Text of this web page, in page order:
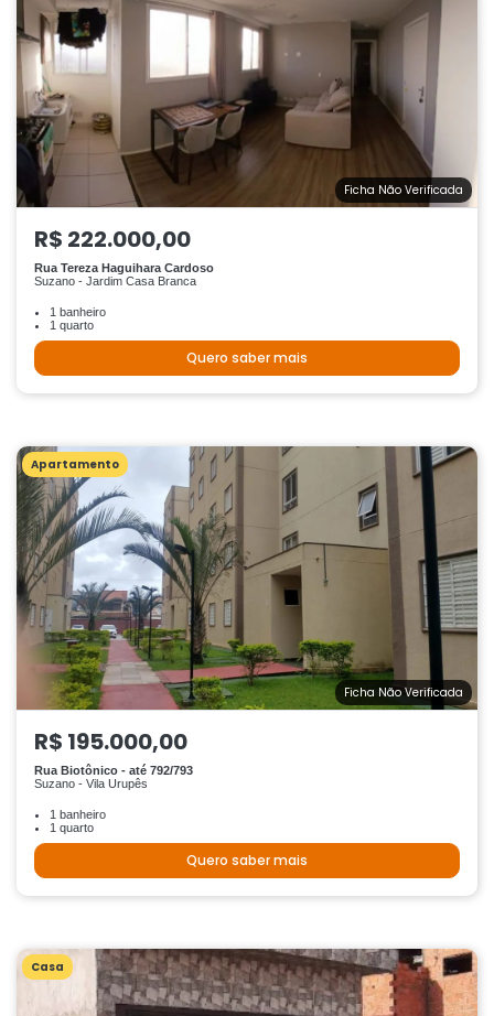
Ficha Não Verificada
R$ 222.000,00
Rua Tereza Haguihara Cardoso
Suzano - Jardim Casa Branca
1 banheiro
1 quarto
Quero saber mais
Apartamento
Ficha Não Verificada
R$ 195.000,00
Rua Biotônico - até 792/793
Suzano - Vila Urupês
1 banheiro
1 quarto
Quero saber mais
Casa